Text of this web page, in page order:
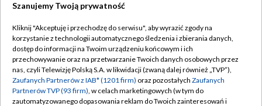
TVP
Abonament TVP
Emisja w TVP
Centrum informacji TVP
Regulamin TVP
Polityka prywatności
Moje zgody
Szanujemy Twoją prywatność
Kliknij "Akceptuję i przechodzę do serwisu", aby wyrazić zgody na
korzystanie z technologii automatycznego śledzenia i zbierania danych,
dostęp do informacji na Twoim urządzeniu końcowym i ich
przechowywanie oraz na przetwarzanie Twoich danych osobowych przez
nas, czyli Telewizję Polską S.A. w likwidacji (zwaną dalej również „TVP”),
Zaufanych Partnerów z IAB* (1201 firm) oraz pozostałych Zaufanych
Partnerów TVP (93 firm), w celach marketingowych (w tym do
zautomatyzowanego dopasowania reklam do Twoich zainteresowań i